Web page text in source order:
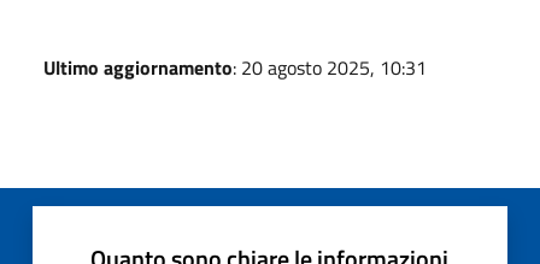
Ultimo aggiornamento: 20 agosto 2025, 10:31